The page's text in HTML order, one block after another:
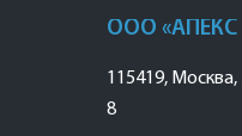
ООО «АПЕКС
115419, Москва,
8